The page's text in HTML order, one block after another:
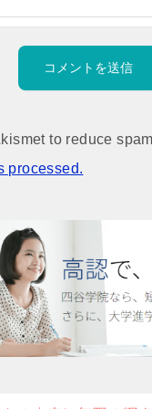
to reduce
processed.